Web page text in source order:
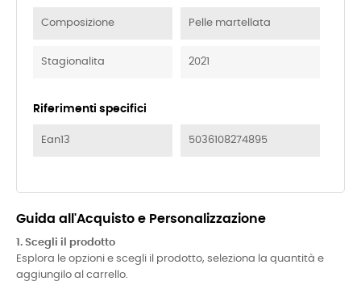
Composizione Pelle martellata
Stagionalita 2021
Riferimenti specifici
Ean13 5036108274895
Guida all'Acquisto e Personalizzazione
1. Scegli il prodotto
Esplora le opzioni e scegli il prodotto, seleziona la quantità e
aggiungilo al carrello.